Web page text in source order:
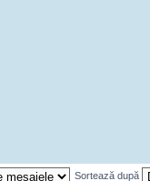
Sortează după